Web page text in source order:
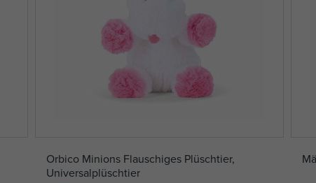
Orbico Minions Flauschiges Plüschtier,
Universalplüschtier